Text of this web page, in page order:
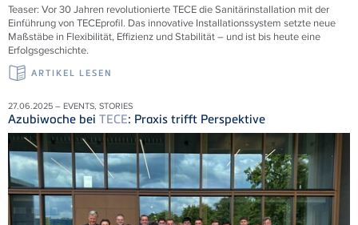
Teaser: Vor 30 Jahren revolutionierteTECEdie Sanitärinstallation mit der
Einführung vonTECEprofil. Das innovative Installationssystem setzte neue
Maßstäbe in Flexibilität, Effizienz und Stabilität – und ist bis heute eine
Erfolgsgeschichte.
ARTIKEL LESEN
27.06.2025 – EVENTS, STORIES
Azubiwoche bei TECE: Praxis trifft Perspektive